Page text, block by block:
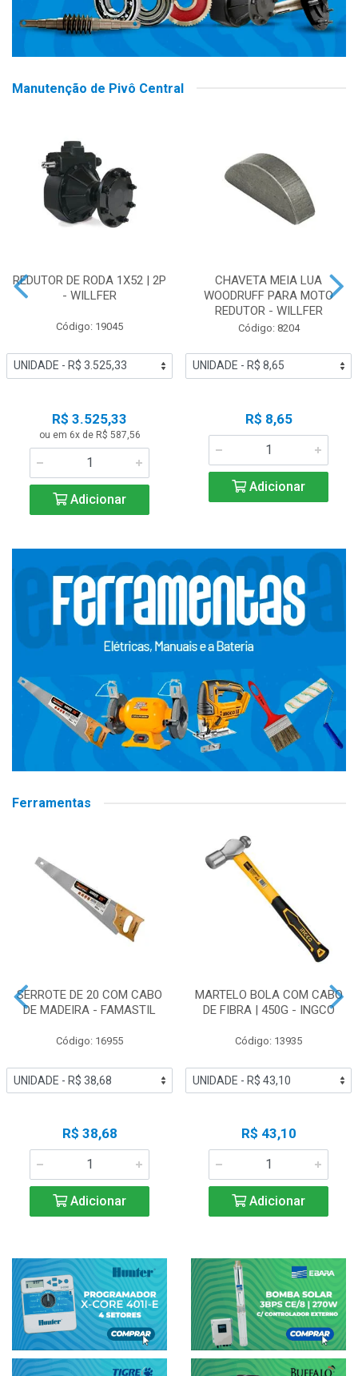
Manutenção de Pivô Central
REDUTOR DE RODA 1X52 | 2P
- WILLFER
Código: 19045
R$ 3.525,33
ou em 6x de R$ 587,56
Adicionar
CHAVETA MEIA LUA
WOODRUFF PARA MOTO
REDUTOR - WILLFER
Código: 8204
R$ 8,65
Adicionar
Ferramentas
SERROTE DE 20 COM CABO
DE MADEIRA - FAMASTIL
Código: 16955
R$ 38,68
Adicionar
MARTELO BOLA COM CABO
DE FIBRA | 450G - INGCO
Código: 13935
R$ 43,10
Adicionar